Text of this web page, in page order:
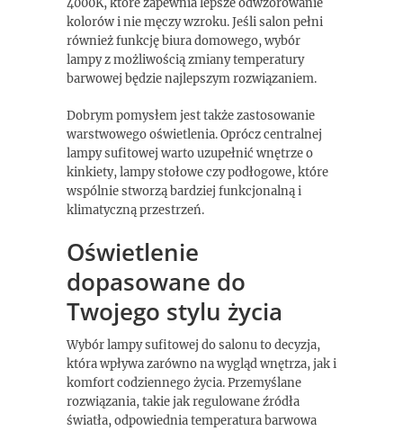
4000K, które zapewnia lepsze odwzorowanie
kolorów i nie męczy wzroku. Jeśli salon pełni
również funkcję biura domowego, wybór
lampy z możliwością zmiany temperatury
barwowej będzie najlepszym rozwiązaniem.
Dobrym pomysłem jest także zastosowanie
warstwowego oświetlenia. Oprócz centralnej
lampy sufitowej warto uzupełnić wnętrze o
kinkiety, lampy stołowe czy podłogowe, które
wspólnie stworzą bardziej funkcjonalną i
klimatyczną przestrzeń.
Oświetlenie
dopasowane do
Twojego stylu życia
Wybór lampy sufitowej do salonu to decyzja,
która wpływa zarówno na wygląd wnętrza, jak i
komfort codziennego życia. Przemyślane
rozwiązania, takie jak regulowane źródła
światła, odpowiednia temperatura barwowa